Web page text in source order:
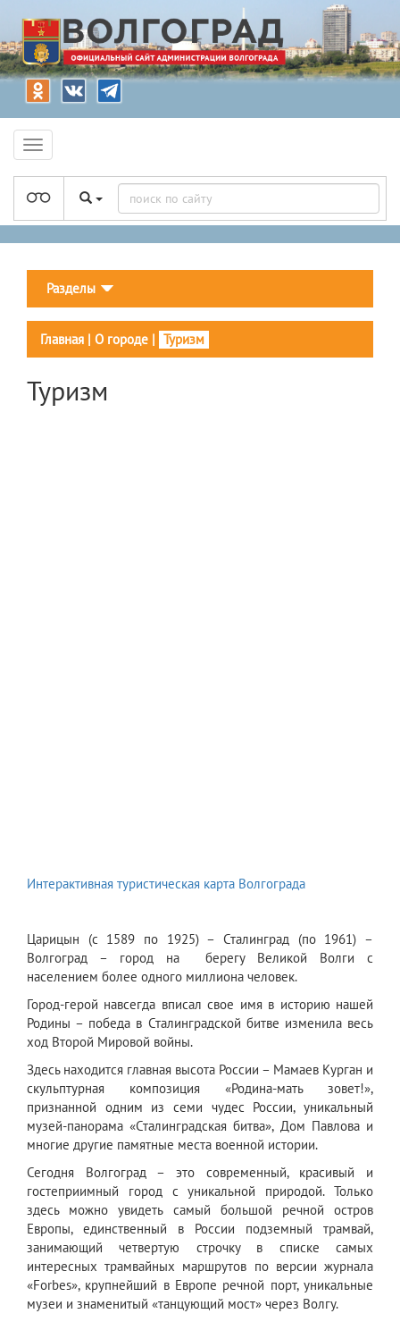
Разделы
Главная | О городе | Туризм
Туризм
Интерактивная туристическая карта Волгограда
Царицын (с 1589 по 1925) – Сталинград (по 1961) –
Волгоград – город на берегу Великой Волги с
населением более одного миллиона человек.
Город-герой навсегда вписал свое имя в историю нашей
Родины – победа в Сталинградской битве изменила весь
ход Второй Мировой войны.
Здесь находится главная высота России – Мамаев Курган и
скульптурная композиция «Родина-мать зовет!»,
признанной одним из семи чудес России, уникальный
музей-панорама «Сталинградская битва», Дом Павлова и
многие другие памятные места военной истории.
Сегодня Волгоград – это современный, красивый и
гостеприимный город с уникальной природой. Только
здесь можно увидеть самый большой речной остров
Европы, единственный в России подземный трамвай,
занимающий четвертую строчку в списке самых
интересных трамвайных маршрутов по версии журнала
«Forbes», крупнейший в Европе речной порт, уникальные
музеи и знаменитый «танцующий мост» через Волгу.